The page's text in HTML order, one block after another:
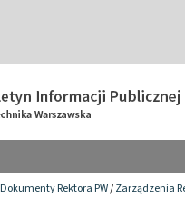
Dokumenty Rektora PW/Zarządzenia